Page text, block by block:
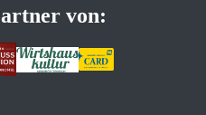
von: